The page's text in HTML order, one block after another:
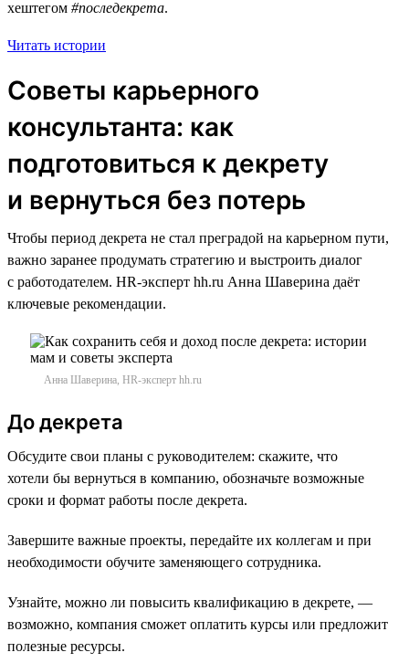
хештегом #последекрета.
Читать истории
Советы карьерного
консультанта: как
подготовиться к декрету
и вернуться без потерь
Чтобы период декрета не стал преградой на карьерном пути,
важно заранее продумать стратегию и выстроить диалог
с работодателем. HR-эксперт hh.ru Анна Шаверина даёт
ключевые рекомендации.
Анна Шаверина, HR-эксперт hh.ru
До декрета
Обсудите свои планы с руководителем: скажите, что
хотели бы вернуться в компанию, обозначьте возможные
сроки и формат работы после декрета.
Завершите важные проекты, передайте их коллегам и при
необходимости обучите заменяющего сотрудника.
Узнайте, можно ли повысить квалификацию в декрете, —
возможно, компания сможет оплатить курсы или предложит
полезные ресурсы.